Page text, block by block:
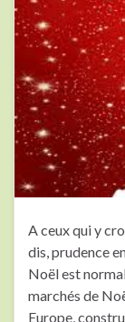
A ceux qui y
dis, prudence
Noël est
marchés de
Europe,